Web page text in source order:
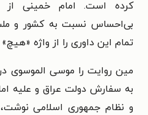
کرده است. امام خمینی از
بی‌احساس نسبت به کشور و
تمام این داوری را از واژه
مین روایت را موسی الموسوی
به سفارش دولت عراق و علیه
و نظام جمهوری اسلامی